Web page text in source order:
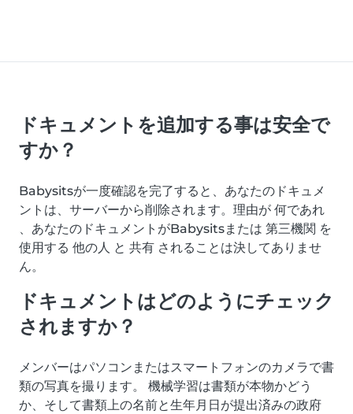
ドキュメントを追加する事は安全で
すか？
Babysitsが一度確認を完了すると、あなたのドキュメ
ントは、サーバーから削除されます。理由が 何であれ
、あなたのドキュメントがBabysitsまたは 第三機関 を
使用する 他の人 と 共有 されることは決してありませ
ん。
ドキュメントはどのようにチェック
されますか？
メンバーはパソコンまたはスマートフォンのカメラで書
類の写真を撮ります。 機械学習は書類が本物かどう
か、そして書類上の名前と生年月日が提出済みの政府